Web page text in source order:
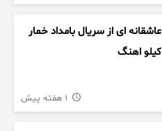
عاشقانه ای از سریال بامداد خمار
کیلو اهنگ